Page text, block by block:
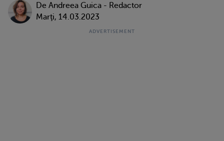
De Andreea Guica - Redactor
Marţi, 14.03.2023